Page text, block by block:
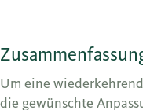
Um eine
die gewünschte